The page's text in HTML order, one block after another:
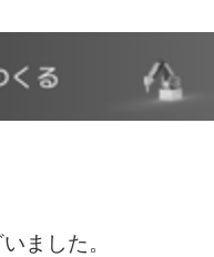
ました。